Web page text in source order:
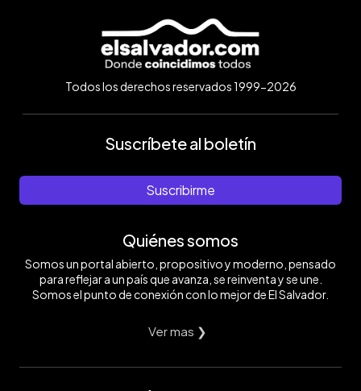
Todos los derechos reservados 1999-2026
Suscríbete al boletín
Suscribirme
Quiénes somos
Somos un portal abierto, propositivo y moderno, pensado
para reflejar a un país que avanza, se reinventa y se une.
Somos el punto de conexión con lo mejor de El Salvador.
Ver mas ❯